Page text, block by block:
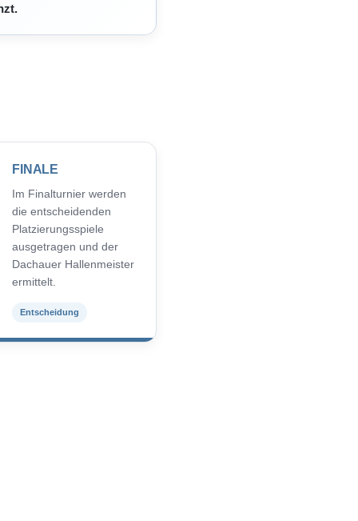
FINALE
Im Finalturnier werden
die entscheidenden
Platzierungsspiele
ausgetragen und der
Dachauer Hallenmeister
ermittelt.
Entscheidung